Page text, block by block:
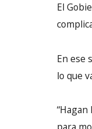
El
En ese
lo que